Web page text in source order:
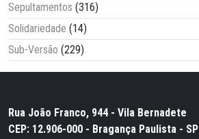
Sepultamentos (316)
Solidariedade (14)
Sub-Versão (229)
Rua João Franco, 944 - Vila Bernadete
CEP: 12.906-000 - Bragança Paulista - SP